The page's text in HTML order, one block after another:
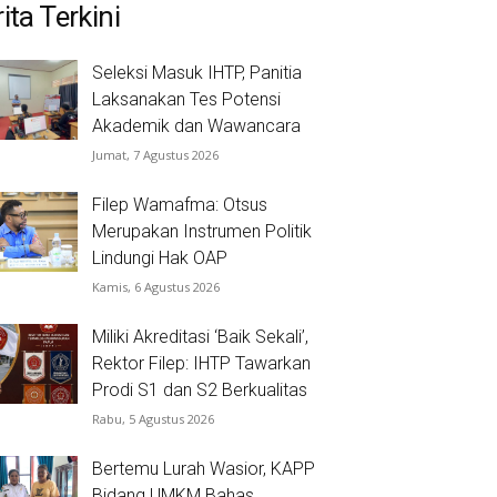
Terkini
Seleksi Masuk IHTP, Panitia
Laksanakan Tes Potensi
Akademik dan Wawancara
Jumat, 7 Agustus 2026
Filep Wamafma: Otsus
Merupakan Instrumen Politik
Lindungi Hak OAP
Kamis, 6 Agustus 2026
Miliki Akreditasi ‘Baik Sekali’,
Rektor Filep: IHTP Tawarkan
Prodi S1 dan S2 Berkualitas
Rabu, 5 Agustus 2026
Bertemu Lurah Wasior, KAPP